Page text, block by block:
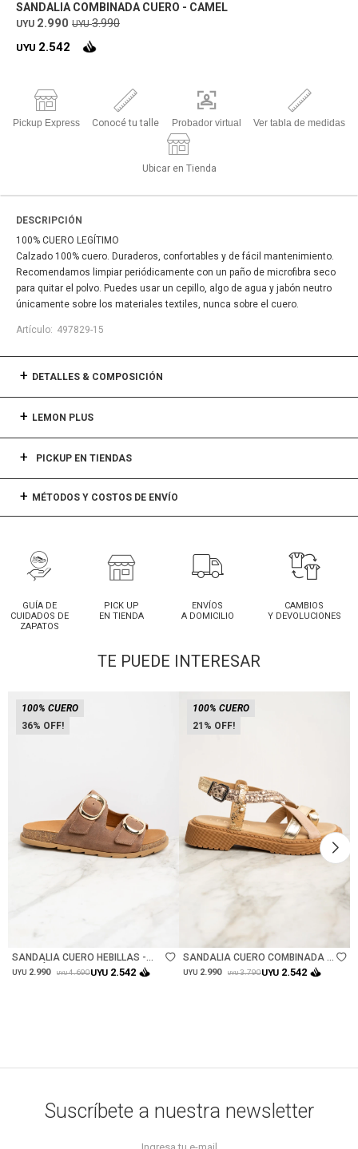
SANDALIA COMBINADA CUERO - CAMEL
UYU 2.990 UYU 3.990
UYU 2.542
Pickup Express Conocé tu talle Probador virtual Ver tabla de medidas
Ubicar en Tienda
DESCRIPCIÓN
100% CUERO LEGÍTIMO
Calzado 100% cuero. Duraderos, confortables y de fácil mantenimiento.
Recomendamos limpiar periódicamente con un paño de microfibra seco
para quitar el polvo. Puedes usar un cepillo, algo de agua y jabón neutro
únicamente sobre los materiales textiles, nunca sobre el cuero.
497829-15
DETALLES & COMPOSICIÓN
LEMON PLUS
PICKUP EN TIENDAS
MÉTODOS Y COSTOS DE ENVÍO
GUÍA DE
CUIDADOS DE
ZAPATOS
PICK UP
EN TIENDA
ENVÍOS
A DOMICILIO
CAMBIOS
Y DEVOLUCIONES
TE PUEDE INTERESAR
36
100% CUERO
SANDALIA CUERO HEBILLAS -
MARRÓN
UYU 2.990 UYU 4.690UYU 2.542
21
100% CUERO
SANDALIA CUERO COMBINADA -
ROSA
UYU 2.990 UYU 3.790UYU 2.542
Suscríbete a nuestra newsletter